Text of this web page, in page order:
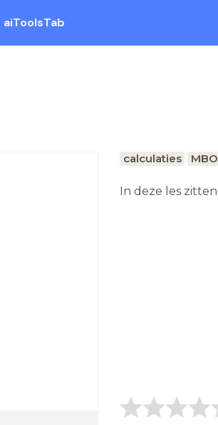
aiToolsTab
calculaties MBO
In deze les zitten